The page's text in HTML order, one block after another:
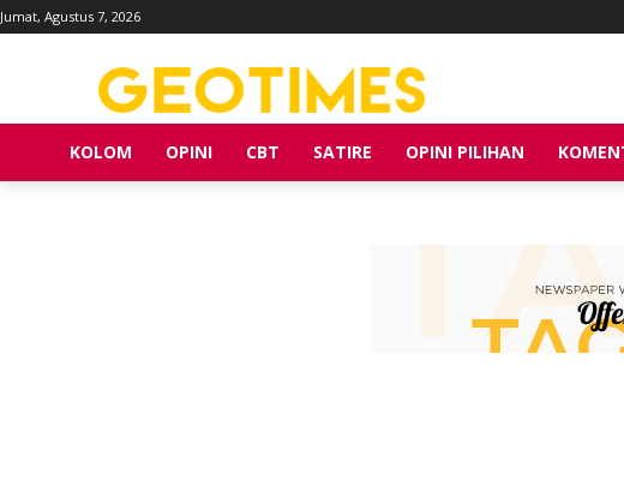
Jumat, Agustus 7, 2026
KOLOM OPINI CBT SATIRE OPINI PILIHAN